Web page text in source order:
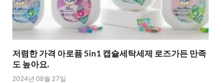
저렴한 가격 아로퓸 5in1 캡슐세탁세제 로즈가든 만족
도 높아요.
2024년 08월 27일